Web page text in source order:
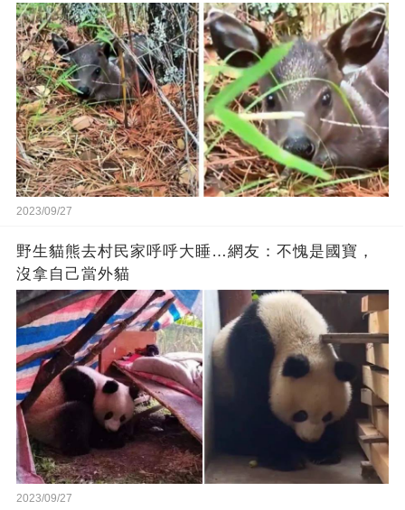
2023/09/27
野生貓熊去村民家呼呼大睡…網友：不愧是國寶，
沒拿自己當外貓
2023/09/27